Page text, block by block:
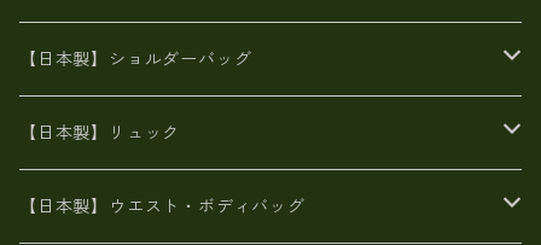
牛革製品トート・ショルダー
牛革製品リュック
火山灰染めバッグ
8号帆布
豊岡製
ヌメ革バッグ
Ａ3サイズ
オイルレザー
【日本製】ショルダーバッグ
漂流ロープバッグ
6号蝋引き帆布
火山灰染めバッグ
【日本製】リュック
帆布
【日本製】ウエスト・ボディバッグ